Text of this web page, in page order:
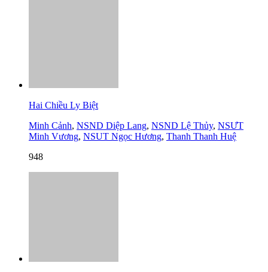
Hai Chiều Ly Biệt
Minh Cảnh, NSND Diệp Lang, NSND Lệ Thủy, NSƯT
Minh Vương, NSUT Ngọc Hương, Thanh Thanh Huệ
948